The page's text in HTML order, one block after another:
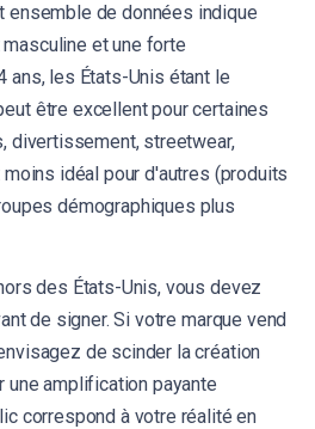
ensemble de données indique
et une forte
ans, les États-Unis étant le
être excellent pour certaines
divertissement, streetwear,
idéal pour d'autres (produits
démographiques plus
des États-Unis, vous devez
de signer. Si votre marque vend
de scinder la création
une amplification payante
correspond à votre réalité en